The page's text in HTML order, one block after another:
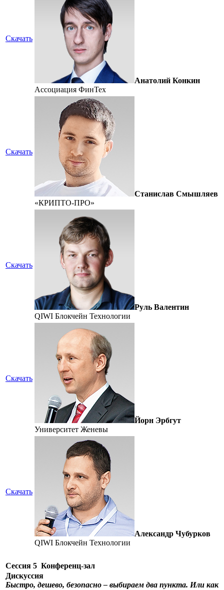
Скачать
Анатолий Конкин
Ассоциация ФинТех
Скачать
Станислав Смышляев
«КРИПТО-ПРО»
Скачать
Руль Валентин
QIWI Блокчейн Технологии
Скачать
Йорн Эрбгут
Университет Женевы
Скачать
Александр Чубурков
QIWI Блокчейн Технологии
Сессия 5 Конференц-зал
Дискуссия
Быстро, дешево, безопасно – выбираем два пункта. Или как